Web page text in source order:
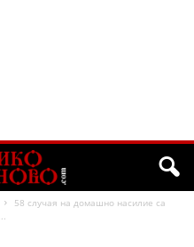
58 случая на домашно насилие са